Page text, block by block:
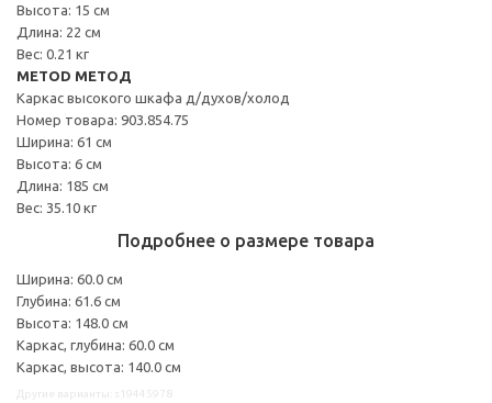
Высота: 15 см
Длина: 22 см
Вес: 0.21 кг
METOD МЕТОД
Каркас высокого шкафа д/духов/холод
Номер товара: 903.854.75
Ширина: 61 см
Высота: 6 см
Длина: 185 см
Вес: 35.10 кг
Подробнее о размере товара
Ширина: 60.0 см
Глубина: 61.6 см
Высота: 148.0 см
Каркас, глубина: 60.0 см
Каркас, высота: 140.0 см